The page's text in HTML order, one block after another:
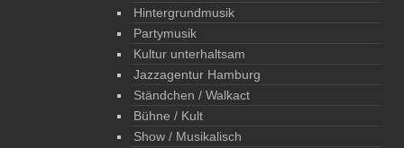
Hintergrundmusik
Partymusik
Kultur unterhaltsam
Jazzagentur Hamburg
Ständchen / Walkact
Bühne / Kult
Show / Musikalisch